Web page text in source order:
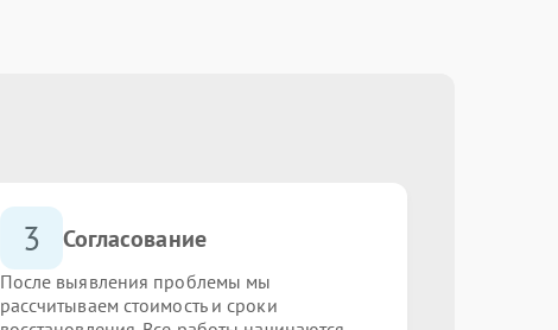
3 Согласование
После выявления проблемы мы
рассчитываем стоимость и сроки